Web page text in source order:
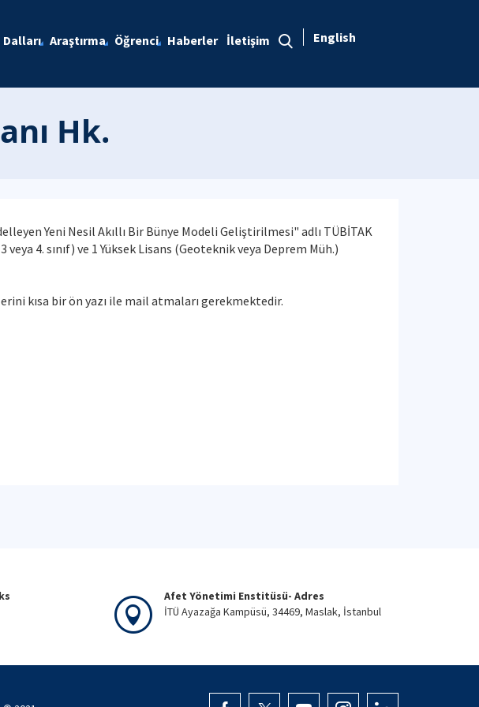
Araştırma Öğrenci Haberler İletişim English
Hk.
Yeni Nesil Akıllı Bir Bünye Modeli Geliştirilmesi" adlı TÜBİTAK
4. sınıf) ve 1 Yüksek Lisans (Geoteknik veya Deprem Müh.)
kısa bir ön yazı ile mail atmaları gerekmektedir.
Afet Yönetimi Enstitüsü- Adres
İTÜ Ayazağa Kampüsü, 34469, Maslak, İstanbul